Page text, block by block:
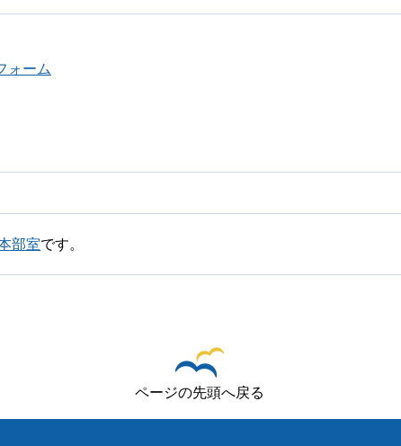
ォーム
部室です。
ページの先頭へ戻る